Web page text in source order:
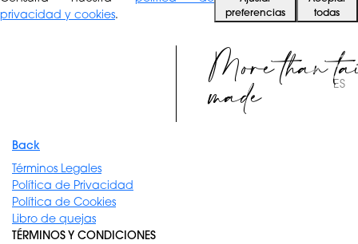
privacidad y cookies.
preferencias
todas
More than
made ES
Back
Términos Legales
Política de Privacidad
Política de Cookies
Libro de quejas
TÉRMINOS Y CONDICIONES